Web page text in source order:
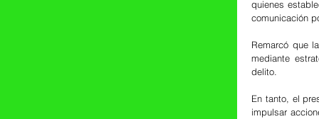
quienes
comunicación
Remarcó que
mediante
delito.
En tanto, el
impulsar